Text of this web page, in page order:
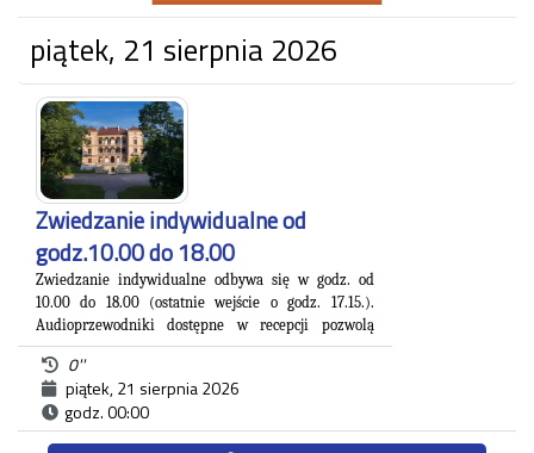
piątek, 21 sierpnia 2026
Zwiedzanie indywidualne od
godz.10.00 do 18.00
Zwiedzanie indywidualne odbywa się w godz. od
10.00 do 18.00 (ostatnie wejście o godz. 17.15.).
Audioprzewodniki dostępne w recepcji pozwolą
Państwu na zapoznanie się z blisko 500. letnią
historią zespołu pałacowo-parkowego
Willa Decjusza, wzniesiona w 1535 roku pod
Krakowem na Woli Justowskiej jest jednym
0''
piątek, 21 sierpnia 2026
godz. 00:00